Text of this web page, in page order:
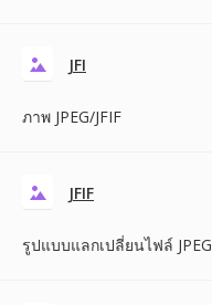
JFI
ภาพ JPEG/JFIF
JFIF
รูปแบบแลกเปลี่ยนไฟล์ JPEG